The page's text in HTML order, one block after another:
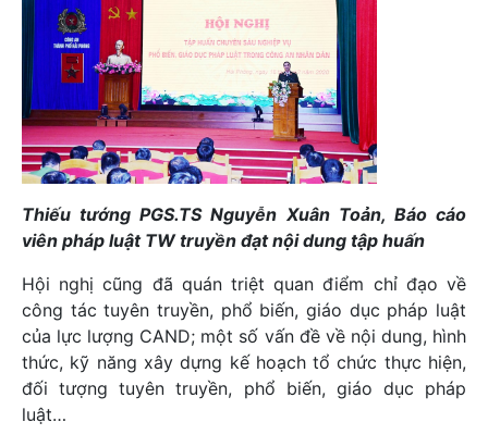
Thiếu tướng PGS.TS Nguyễn Xuân Toản, Báo cáo
viên pháp luật TW truyền đạt nội dung tập huấn
Hội nghị cũng đã quán triệt quan điểm chỉ đạo về
công tác tuyên truyền, phổ biến, giáo dục pháp luật
của lực lượng CAND; một số vấn đề về nội dung, hình
thức, kỹ năng xây dựng kế hoạch tổ chức thực hiện,
đối tượng tuyên truyền, phổ biến, giáo dục pháp
luật…